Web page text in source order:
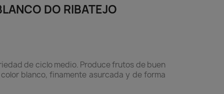
DO RIBATEJO
de ciclo medio. Produce frutos de buen
blanco, finamente asurcada y de forma